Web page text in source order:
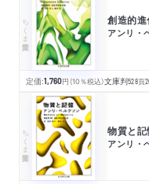
ちくま学芸文庫 創造的
アンリ・
定価:1,760円 （10％税込）文庫判528頁
ちくま学芸文庫 物質と記
アンリ・